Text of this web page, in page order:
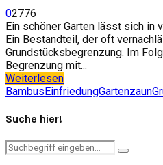
02776
Ein schöner Garten lässt sich in
Ein Bestandteil, der oft
Grundstücksbegrenzung. Im
Begrenzung mit...
Weiterlesen
Bambus EinfriedungGartenzaun
Suche hier!
Search
for:
Search